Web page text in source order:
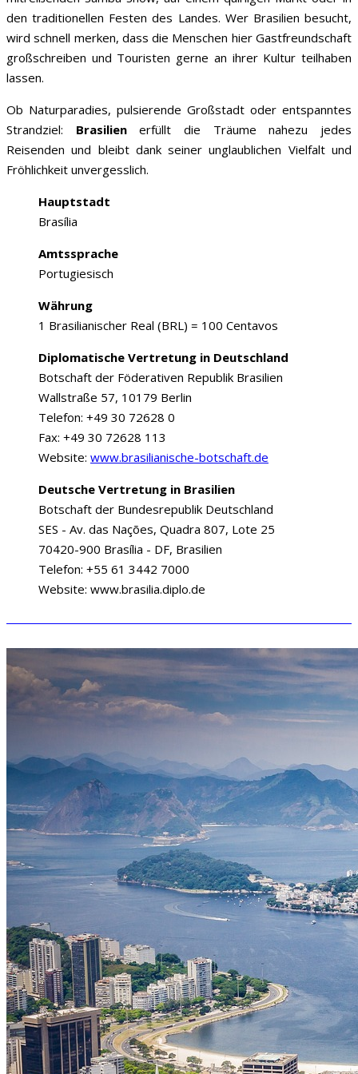
den traditionellen Festen des Landes. Wer Brasilien besucht,
wird schnell merken, dass die Menschen hier Gastfreundschaft
großschreiben und Touristen gerne an ihrer Kultur teilhaben
lassen.
Ob Naturparadies, pulsierende Großstadt oder entspanntes
Strandziel: Brasilienerfüllt die Träume nahezu jedes
Reisenden und bleibt dank seiner unglaublichen Vielfalt und
Fröhlichkeit unvergesslich.
Hauptstadt
Brasília
Amtssprache
Portugiesisch
Währung
1 Brasilianischer Real (BRL) = 100 Centavos
Diplomatische Vertretung in Deutschland
Botschaft der Föderativen Republik Brasilien
Wallstraße 57, 10179 Berlin
Telefon: +49 30 72628 0
Fax: +49 30 72628 113
Website: www.brasilianische-botschaft.de
Deutsche Vertretung in Brasilien
Botschaft der Bundesrepublik Deutschland
SES - Av. das Nações, Quadra 807, Lote 25
70420-900 Brasília - DF, Brasilien
Telefon: +55 61 3442 7000
Website: www.brasilia.diplo.de